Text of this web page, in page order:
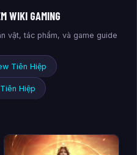
WIKI GAMING
vật, tác phẩm, và game guide
Tiên Hiệp
Hiệp